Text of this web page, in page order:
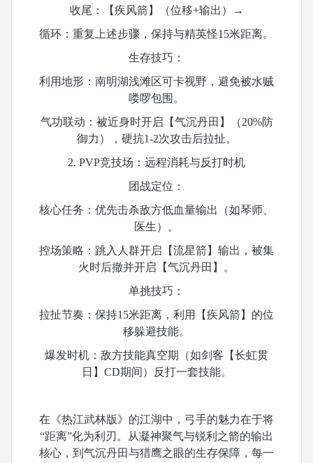
收尾：【疾风箭】（位移+输出）→
循环：重复上述步骤，保持与精英怪15米距离。
生存技巧：
利用地形：南明湖浅滩区可卡视野，避免被水贼
喽啰包围。
气功联动：被近身时开启【气沉丹田】（20%防
御力），硬抗1-2次攻击后拉扯。
2. PVP竞技场：远程消耗与反打时机
团战定位：
核心任务：优先击杀敌方低血量输出（如琴师、
医生）。
控场策略：跳入人群开启【流星箭】输出，被集
火时后撤并开启【气沉丹田】。
单挑技巧：
拉扯节奏：保持15米距离，利用【疾风箭】的位
移躲避技能。
爆发时机：敌方技能真空期（如剑客【长虹贯
日】 CD期间）反打一套技能。
在《热江武林版》的江湖中，弓手的魅力在于将
“距离”化为利刃。从凝神聚气与锐利之箭的输出
核心，到气沉丹田与猎鹰之眼的生存保障，每一